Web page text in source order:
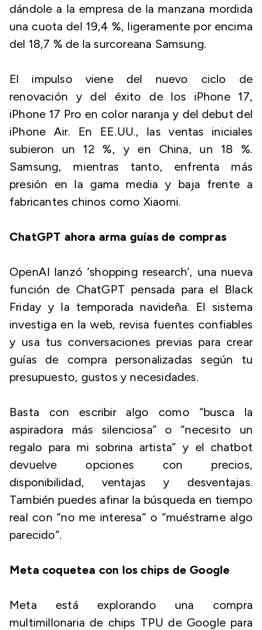
dándole a la empresa de la manzana mordida
una cuota del 19,4 %, ligeramente por encima
del 18,7 % de la surcoreana Samsung.
El impulso viene del nuevo ciclo de
renovación y del éxito de los iPhone 17,
iPhone 17 Pro en color naranja y del debut del
iPhone Air. En EE.UU., las ventas iniciales
subieron un 12 %, y en China, un 18 %.
Samsung, mientras tanto, enfrenta más
presión en la gama media y baja frente a
fabricantes chinos como Xiaomi.
ChatGPT ahora arma guías de compras
OpenAI lanzó ‘shopping research’, una nueva
función de ChatGPT pensada para el Black
Friday y la temporada navideña. El sistema
investiga en la web, revisa fuentes confiables
y usa tus conversaciones previas para crear
guías de compra personalizadas según tu
presupuesto, gustos y necesidades.
Basta con escribir algo como “busca la
aspiradora más silenciosa” o “necesito un
regalo para mi sobrina artista” y el chatbot
devuelve opciones con precios,
disponibilidad, ventajas y desventajas.
También puedes afinar la búsqueda en tiempo
real con “no me interesa” o “muéstrame algo
parecido”.
Meta coquetea con los chips de Google
Meta está explorando una compra
multimillonaria de chips TPU de Google para